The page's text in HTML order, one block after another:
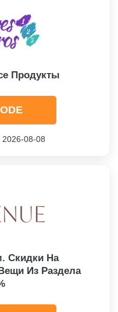
Продукты
2026-08-08
Скидки На
Из Раздела